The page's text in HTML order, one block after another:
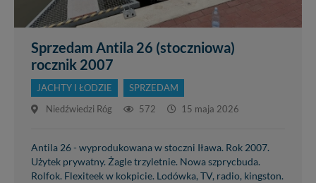
Sprzedam Antila 26 (stoczniowa)
rocznik 2007
JACHTY I ŁODZIE
SPRZEDAM
Niedźwiedzi Róg
572 15 maja 2026
Antila 26 - wyprodukowana w stoczni Iława. Rok 2007.
Użytek prywatny. Żagle trzyletnie. Nowa szprycbuda.
Rolfok. Flexiteek w kokpicie. Lodówka, TV, radio, kingston.